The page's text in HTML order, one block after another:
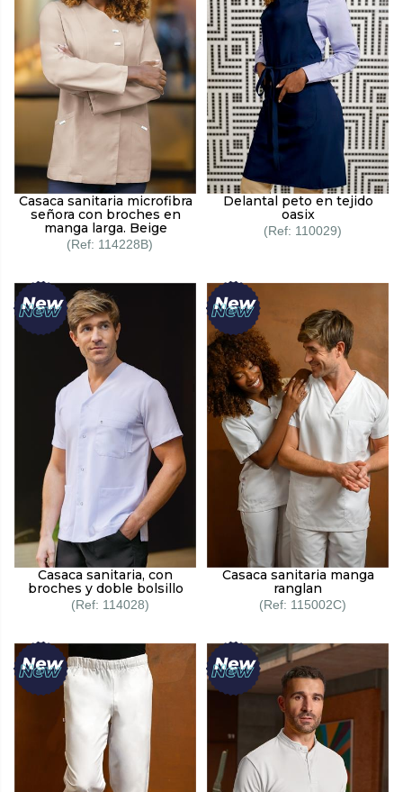
Casaca sanitaria microfibra
señora con broches en
manga larga. Beige
114228B
Delantal peto en tejido
oasix
110029
Casaca sanitaria, con
broches y doble bolsillo
114028
Casaca sanitaria manga
ranglan
115002C